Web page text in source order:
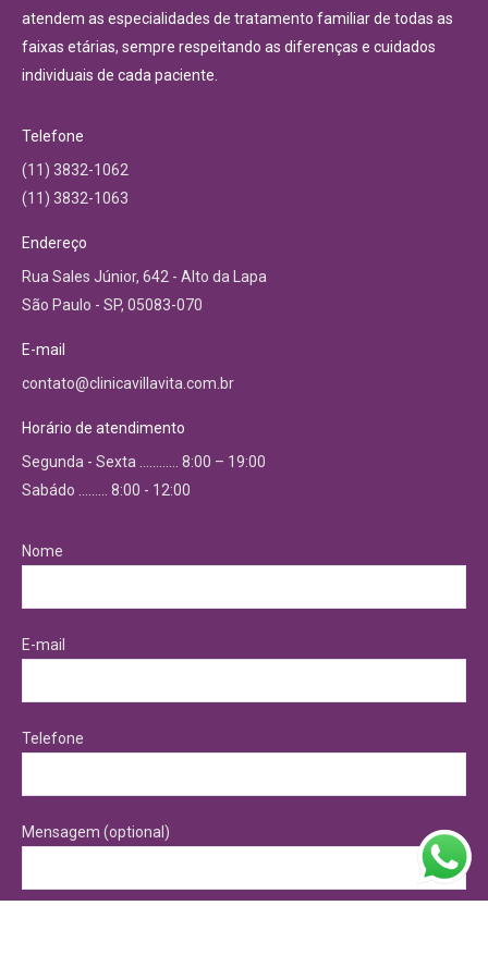
atendem as especialidades de tratamento familiar de todas as
faixas etárias, sempre respeitando as diferenças e cuidados
individuais de cada paciente.
Telefone
(11) 3832-1062
(11) 3832-1063
Endereço
Rua Sales Júnior, 642 - Alto da Lapa
São Paulo - SP, 05083-070
E-mail
contato@clinicavillavita.com.br
Horário de atendimento
Segunda - Sexta ………… 8:00 – 19:00
Sabádo ……… 8:00 - 12:00
Nome
E-mail
Telefone
Mensagem (optional)